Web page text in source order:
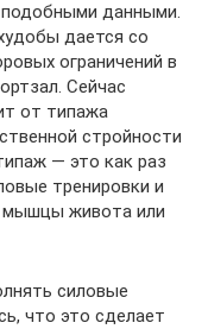
данными.
дается со
ограничений в
Сейчас
от типажа
стройности
— это как раз
тренировки и
мышцы живота или
силовые
что это сделает